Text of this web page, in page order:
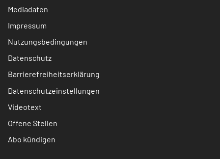
Mediadaten
Impressum
Nutzungsbedingungen
Datenschutz
Barrierefreiheitserklärung
Datenschutzeinstellungen
Videotext
Offene Stellen
Abo kündigen